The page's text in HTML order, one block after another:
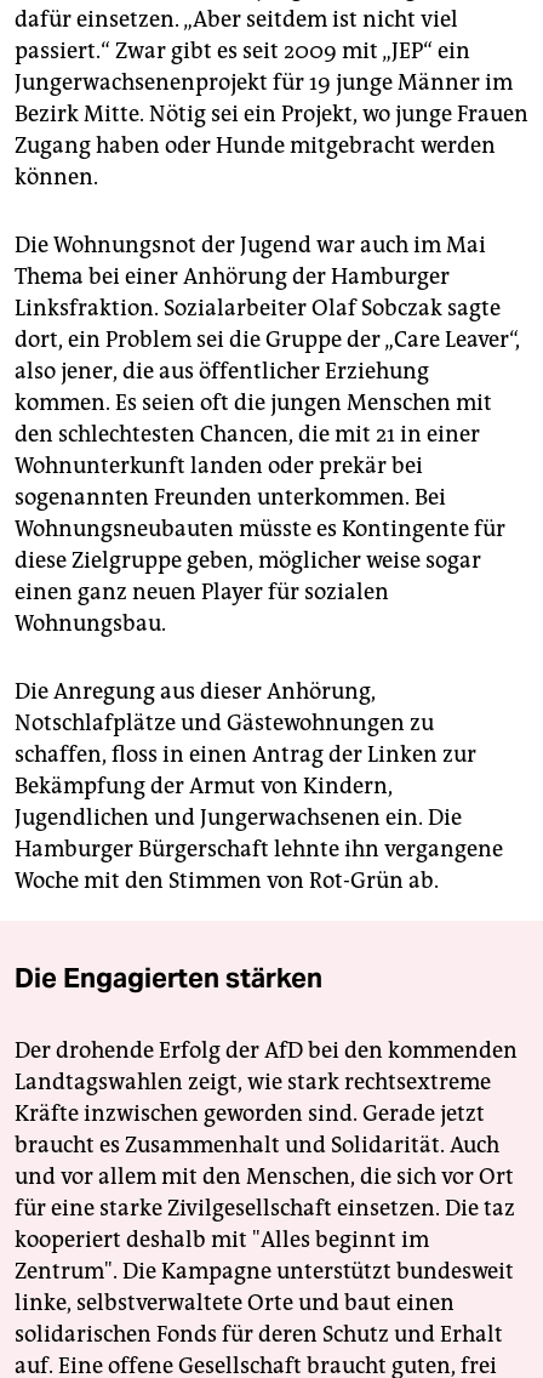
dafür einsetzen. „Aber seitdem ist nicht viel
passiert.“ Zwar gibt es seit 2009 mit „JEP“ ein
Jungerwachsenenprojekt für 19 junge Männer im
Bezirk Mitte. Nötig sei ein Projekt, wo junge Frauen
Zugang haben oder Hunde mitgebracht werden
können.
Die Wohnungsnot der Jugend war auch im Mai
Thema bei einer Anhörung der Hamburger
Linksfraktion. Sozialarbeiter Olaf Sobczak sagte
dort, ein Problem sei die Gruppe der „Care Leaver“,
also jener, die aus öffentlicher Erziehung
kommen. Es seien oft die jungen Menschen mit
den schlechtesten Chancen, die mit 21 in einer
Wohnunterkunft landen oder prekär bei
sogenannten Freunden unterkommen. Bei
Wohnungsneubauten müsste es Kontingente für
diese Zielgruppe geben, möglicher weise sogar
einen ganz neuen Player für sozialen
Wohnungsbau.
Die Anregung aus dieser Anhörung,
Notschlafplätze und Gästewohnungen zu
schaffen, floss in einen Antrag der Linken zur
Bekämpfung der Armut von Kindern,
Jugendlichen und Jung­erwachsenen ein. Die
Hamburger Bürgerschaft lehnte ihn vergangene
Woche mit den Stimmen von Rot-Grün ab.
Die Engagierten stärken
Der drohende Erfolg der AfD bei den kommenden
Landtagswahlen zeigt, wie stark rechtsextreme
Kräfte inzwischen geworden sind. Gerade jetzt
braucht es Zusammenhalt und Solidarität. Auch
und vor allem mit den Menschen, die sich vor Ort
für eine starke Zivilgesellschaft einsetzen. Die taz
kooperiert deshalb mit "Alles beginnt im
Zentrum". Die Kampagne unterstützt bundesweit
linke, selbstverwaltete Orte und baut einen
solidarischen Fonds für deren Schutz und Erhalt
auf. Eine offene Gesellschaft braucht guten, frei